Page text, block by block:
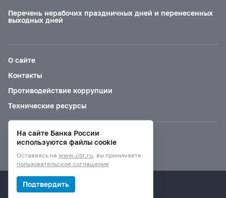
Перечень нерабочих праздничных дней и перенесенных
выходных дней
О сайте
Контакты
Противодействие коррупции
Технические ресурсы
Версия для слабовидящих
© Банк России, 2000–2026.
На сайте Банка России
используются файлы cookie
Оставаясь на www.cbr.ru, вы принимаете
пользовательское соглашение
Подтвердить